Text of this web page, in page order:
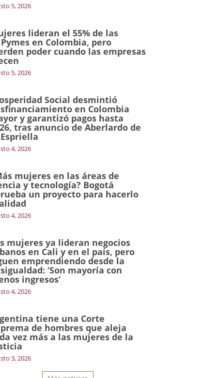
5, 2026
lideran el 55% de las
en Colombia, pero
poder cuando las empresas
5, 2026
Social desmintió
en Colombia
y garantizó pagos hasta
tras anuncio de Aberlardo de
4, 2026
mujeres en las áreas de
y tecnología? Bogotá
un proyecto para hacerlo
4, 2026
mujeres ya lideran negocios
en Cali y en el país, pero
emprendiendo desde la
‘Son mayoría con
ingresos’
4, 2026
tiene una Corte
de hombres que aleja
vez más a las mujeres de la
3, 2026